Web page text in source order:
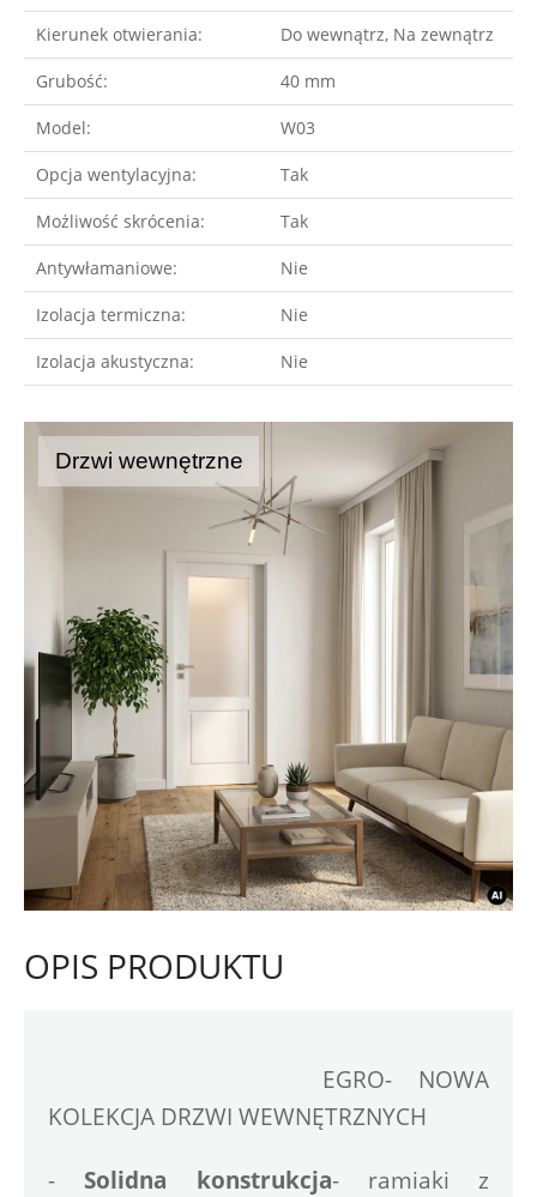
Kierunek otwierania: Do wewnątrz, Na zewnątrz
Grubość: 40 mm
Model: W03
Opcja wentylacyjna: Tak
Możliwość skrócenia: Tak
Antywłamaniowe: Nie
Izolacja termiczna: Nie
Izolacja akustyczna: Nie
Drzwi wewnętrzne
OPIS PRODUKTU
EGRO- NOWA
KOLEKCJA DRZWI WEWNĘTRZNYCH
- Solidna konstrukcja- ramiaki z